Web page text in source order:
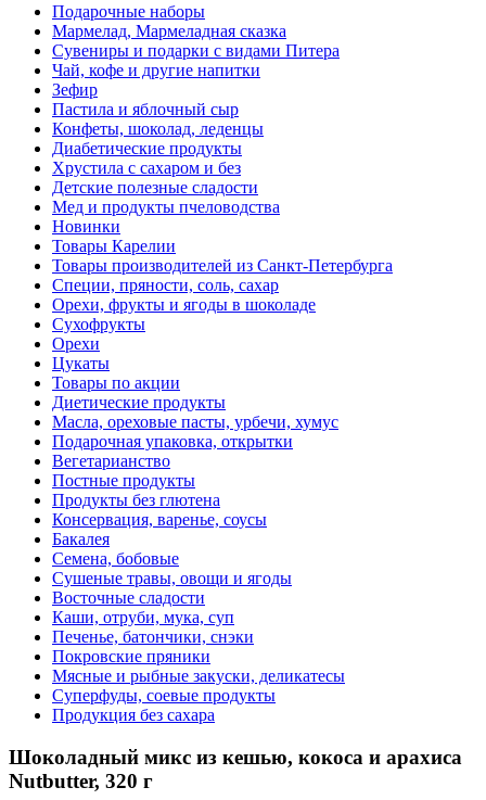
Подарочные наборы
Мармелад, Мармеладная сказка
Сувениры и подарки с видами Питера
Чай, кофе и другие напитки
Зефир
Пастила и яблочный сыр
Конфеты, шоколад, леденцы
Диабетические продукты
Хрустила с сахаром и без
Детские полезные сладости
Мед и продукты пчеловодства
Новинки
Товары Карелии
Товары производителей из Санкт-Петербурга
Специи, пряности, соль, сахар
Орехи, фрукты и ягоды в шоколаде
Сухофрукты
Орехи
Цукаты
Товары по акции
Диетические продукты
Масла, ореховые пасты, урбечи, хумус
Подарочная упаковка, открытки
Вегетарианство
Постные продукты
Продукты без глютена
Консервация, варенье, соусы
Бакалея
Семена, бобовые
Сушеные травы, овощи и ягоды
Восточные сладости
Каши, отруби, мука, суп
Печенье, батончики, снэки
Покровские пряники
Мясные и рыбные закуски, деликатесы
Суперфуды, соевые продукты
Продукция без сахара
Шоколадный микс из кешью, кокоса и арахиса
Nutbutter, 320 г